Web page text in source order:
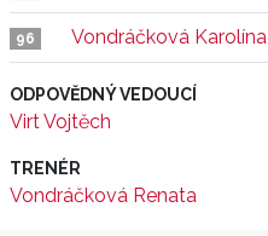
96 Vondráčková Karolína
ODPOVĚDNÝ VEDOUCÍ
Virt Vojtěch
TRENÉR
Vondráčková Renata